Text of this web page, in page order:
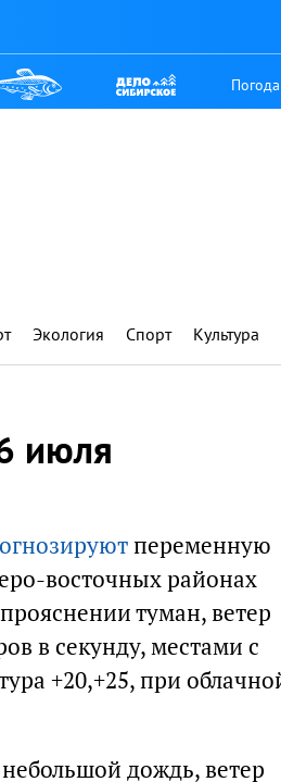
Погода
Экология Спорт Культура
июля
переменную
восточных районах
туман, ветер
в секунду, местами с
+20,+25, при
дождь, ветер